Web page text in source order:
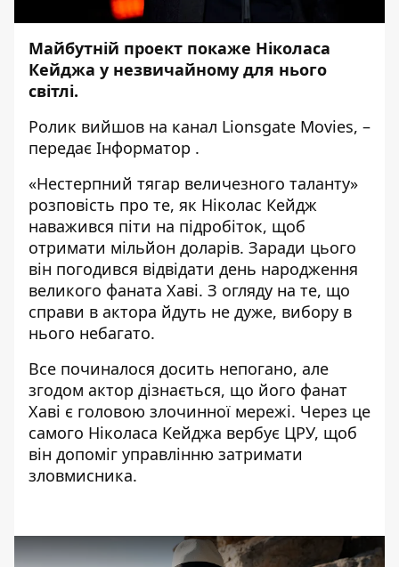
Майбутній проект покаже Ніколаса
Кейджа у незвичайному для нього
світлі.
Ролик вийшов на канал Lionsgate Movies, –
передає Інформатор .
«Нестерпний тягар величезного таланту»
розповість про те, як Ніколас Кейдж
наважився піти на підробіток, щоб
отримати мільйон доларів. Заради цього
він погодився відвідати день народження
великого фаната Хаві. З огляду на те, що
справи в актора йдуть не дуже, вибору в
нього небагато.
Все починалося досить непогано, але
згодом актор дізнається, що його фанат
Хаві є головою злочинної мережі. Через це
самого Ніколаса Кейджа вербує ЦРУ, щоб
він допоміг управлінню затримати
зловмисника.